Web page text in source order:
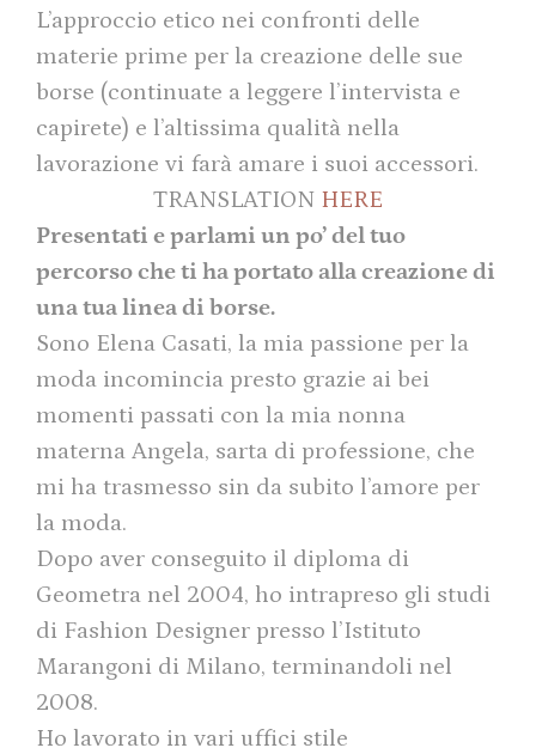
L’approccio etico nei confronti delle
materie prime per la creazione delle sue
borse (continuate a leggere l’intervista e
capirete) e l’altissima qualità nella
lavorazione vi farà amare i suoi accessori.
TRANSLATION HERE
Presentati e parlami un po’ del tuo
percorso che ti ha portato alla creazione di
una tua linea di borse.
Sono Elena Casati, la mia passione per la
moda incomincia presto grazie ai bei
momenti passati con la mia nonna
materna Angela, sarta di professione, che
mi ha trasmesso sin da subito l’amore per
la moda.
Dopo aver conseguito il diploma di
Geometra nel 2004, ho intrapreso gli studi
di Fashion Designer presso l’Istituto
Marangoni di Milano, terminandoli nel
2008.
Ho lavorato in vari uffici stile